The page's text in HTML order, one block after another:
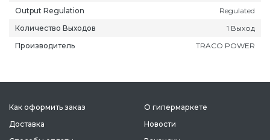
Output Regulation
Regulated
Количество Выходов
1 Выход
Производитель
TRACO POWER
Как оформить заказ
Доставка
О гипермаркете
Новости
Майкоп
Махачкала
Ростов-на-